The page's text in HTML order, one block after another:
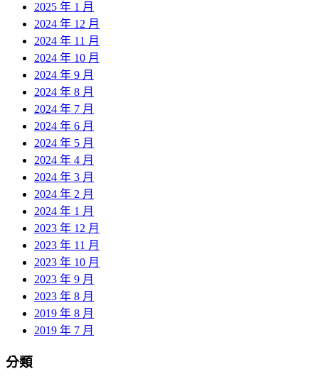
2025 年 1 月
2024 年 12 月
2024 年 11 月
2024 年 10 月
2024 年 9 月
2024 年 8 月
2024 年 7 月
2024 年 6 月
2024 年 5 月
2024 年 4 月
2024 年 3 月
2024 年 2 月
2024 年 1 月
2023 年 12 月
2023 年 11 月
2023 年 10 月
2023 年 9 月
2023 年 8 月
2019 年 8 月
2019 年 7 月
分類